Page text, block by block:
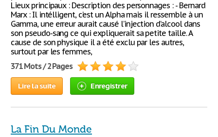
Lieux principaux : Description des personnages : - Bernard
Marx : Il intélligent, c’est un Alpha mais il ressemble à un
Gamma, une erreur aurait causé l’injection d’alcool dans
son pseudo-sang ce qui expliquerait sa petite taille. A
cause de son physique il a été exclu par les autres,
surtout par les femmes,
371 Mots / 2 Pages
Lire la suite Enregistrer
La Fin Du Monde